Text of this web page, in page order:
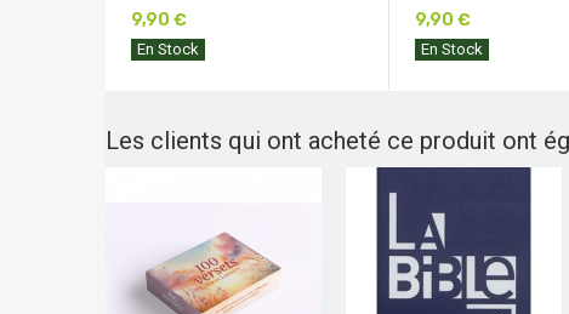
9,90 €
En Stock
9,90 €
En Stock
Les clients qui ont acheté ce produit ont